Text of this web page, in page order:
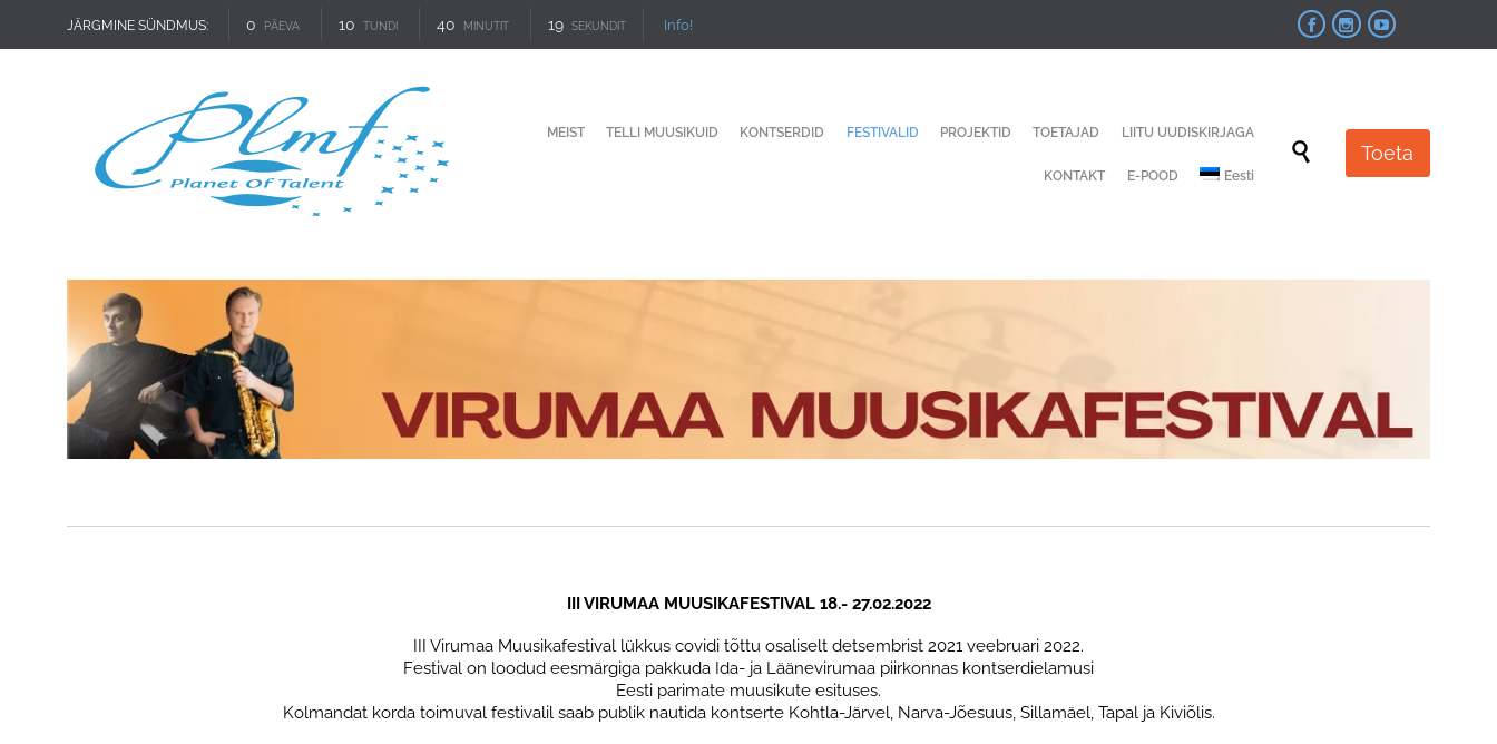
JÄRGMINE SÜNDMUS: 0 PÄEVA 10 TUNDI 40 MINUTIT 18 SEKUNDIT Info!   
content
MEIST TELLI MUUSIKUID KONTSERDID FESTIVALID PROJEKTID TOETAJAD LIITU UUDISKIRJAGA
KONTAKT E-POOD Eesti
 Toeta
III VIRUMAA MUUSIKAFESTIVAL 18.- 27.02.2022
III Virumaa Muusikafestival lükkus covidi tõttu osaliselt detsembrist 2021 veebruari 2022.
Festival on loodud eesmärgiga pakkuda Ida- ja Läänevirumaa piirkonnas kontserdielamusi
Eesti parimate muusikute esituses.
Kolmandat korda toimuval festivalil saab publik nautida kontserte Kohtla-Järvel, Narva-Jõesuus, Sillamäel, Tapal ja Kiviõlis.